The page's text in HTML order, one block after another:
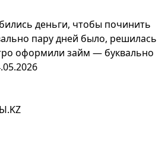
деньги, чтобы починить
пару дней было, решилась
оформили займ — буквально